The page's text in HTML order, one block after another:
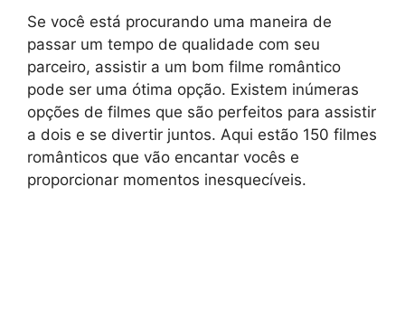
Se você está procurando uma maneira de
passar um tempo de qualidade com seu
parceiro, assistir a um bom filme romântico
pode ser uma ótima opção. Existem inúmeras
opções de filmes que são perfeitos para assistir
a dois e se divertir juntos. Aqui estão 150 filmes
românticos que vão encantar vocês e
proporcionar momentos inesquecíveis.